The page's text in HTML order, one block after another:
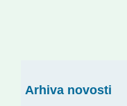
Arhiva novosti